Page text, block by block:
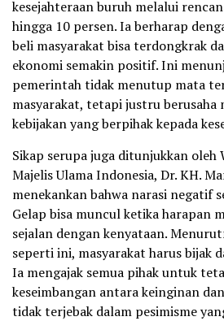
kesejahteraan buruh melalui
hingga 10 persen. Ia berharap
beli masyarakat bisa terdongkrak
ekonomi semakin positif. Ini
pemerintah tidak menutup mata
masyarakat, tetapi justru berusaha
kebijakan yang berpihak kepada
Sikap serupa juga ditunjukkan oleh
Majelis Ulama Indonesia, Dr. KH.
menekankan bahwa narasi negatif
Gelap bisa muncul ketika harapan
sejalan dengan kenyataan.
seperti ini, masyarakat harus bijak
Ia mengajak semua pihak untuk
keseimbangan antara keinginan
tidak terjebak dalam pesimisme